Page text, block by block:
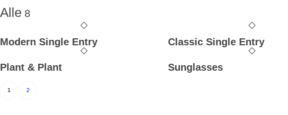
Alle 8
Modern Single Entry Classic Single Entry
Plant & Plant Sunglasses
1 2